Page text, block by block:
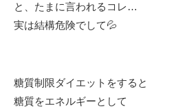
と、たまに言われるコレ…
実は結構危険でして💦
糖質制限ダイエットをすると
糖質をエネルギーとして